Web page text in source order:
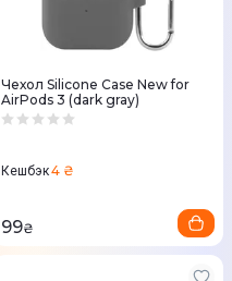
Чехол Silicone Case New for
AirPods 3 (dark gray)
Кешбэк4 ₴
99₴